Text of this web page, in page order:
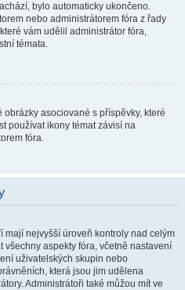
bylo automaticky ukončeno.
nebo administrátorem fóra z řady
vám udělil administrátor fóra,
témata.
obrázky asociované s příspěvky, které
používat ikony témat závisí na
fóra.
mají nejvyšší úroveň kontroly nad celým
všechny aspekty fóra, včetně nastavení
uživatelských skupin nebo
která jsou jim udělena
Administrátoři také můžou mít ve